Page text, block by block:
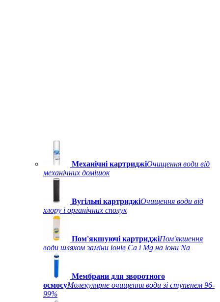
Механічні картриджіОчищення води від
механічних домішок
Вугільні картриджіОчищення води від
хлору і органічних сполук
Пом'якшуючі картриджіПом'якшення
води шляхом заміни іонів Ca і Mg на іони Na
Мембрани для зворотного
осмосуМолекулярне очищення води зі ступенем 96-
99%